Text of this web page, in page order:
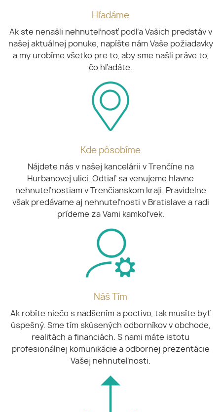
Hľadáme
Ak ste nenašli nehnuteľnosť podľa Vašich predstáv v
našej aktuálnej ponuke, napíšte nám Vaše požiadavky
a my urobíme všetko pre to, aby sme našli práve to,
čo hľadáte.
Kde pôsobíme
Nájdete nás v našej kancelárii v Trenčíne na
Hurbanovej ulici. Odtiaľ sa venujeme hlavne
nehnuteľnostiam v Trenčianskom kraji. Pravidelne
však predávame aj nehnuteľnosti v Bratislave a radi
prídeme za Vami kamkoľvek.
Náš Tím
Ak robíte niečo s nadšením a poctivo, tak musíte byť
úspešný. Sme tím skúsených odborníkov v obchode,
realitách a financiách. S nami máte istotu
profesionálnej komunikácie a odbornej prezentácie
Vašej nehnuteľnosti.